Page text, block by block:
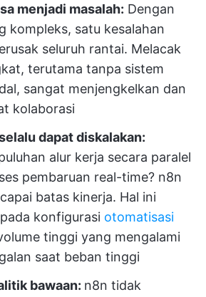
menjadi masalah: Dengan
kompleks, satu kesalahan
seluruh rantai. Melacak
terutama tanpa sistem
sangat menjengkelkan dan
kolaborasi
dapat diskalakan:
alur kerja secara paralel
pembaruan real-time? n8n
batas kinerja. Hal ini
konfigurasi otomatisasi
tinggi yang mengalami
saat beban tinggi
bawaan: n8n tidak